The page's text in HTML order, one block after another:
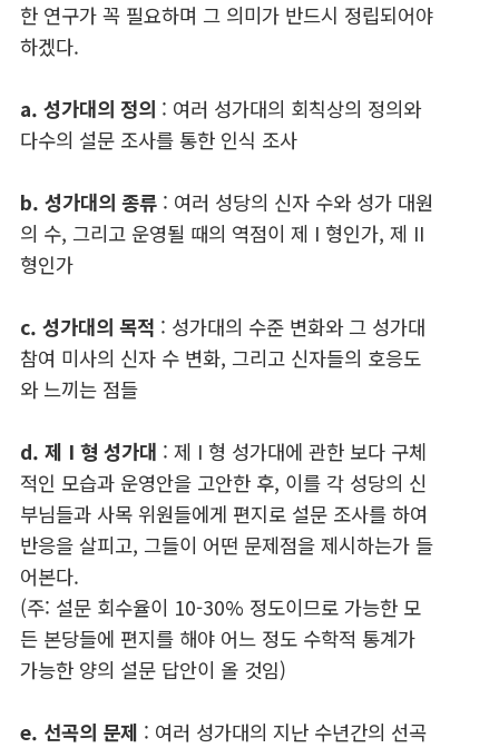
한 연구가 꼭 필요하며 그 의미가 반드시 정립되어야
하겠다.
a. 성가대의 정의 : 여러 성가대의 회칙상의 정의와
다수의 설문 조사를 통한 인식 조사
b. 성가대의 종류: 여러 성당의 신자 수와 성가 대원
의 수, 그리고 운영될 때의 역점이 제 I 형인가, 제 II
형인가
c. 성가대의 목적 : 성가대의 수준 변화와 그 성가대
참여 미사의 신자 수 변화, 그리고 신자들의 호응도
와 느끼는 점들
d. 제 I 형 성가대 : 제 I 형 성가대에 관한 보다 구체
적인 모습과 운영안을 고안한 후, 이를 각 성당의 신
부님들과 사목 위원들에게 편지로 설문 조사를 하여
반응을 살피고, 그들이 어떤 문제점을 제시하는가 들
어본다.
(주: 설문 회수율이 10-30% 정도이므로 가능한 모
든 본당들에 편지를 해야 어느 정도 수학적 통계가
가능한 양의 설문 답안이 올 것임)
e. 선곡의 문제 : 여러 성가대의 지난 수년간의 선곡